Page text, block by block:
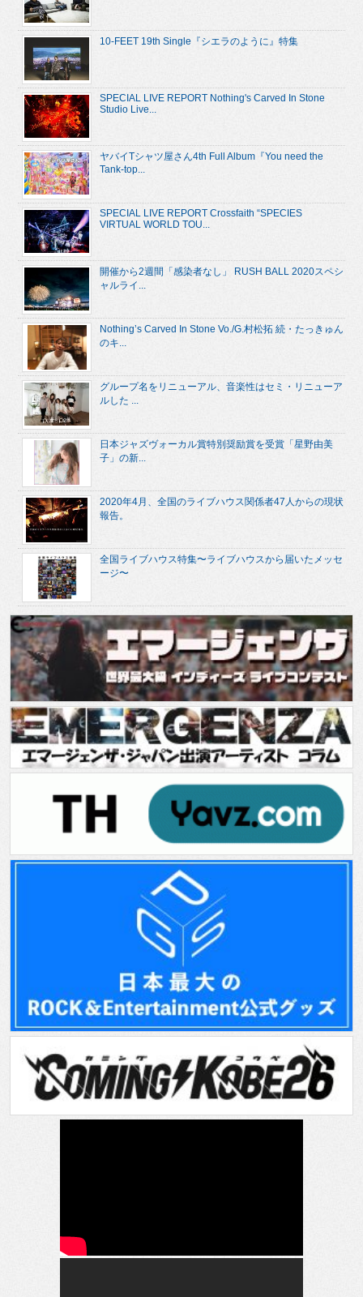
10-FEET 19th Single『シエラのように』特集
SPECIAL LIVE REPORT Nothing's Carved In Stone
Studio Live...
ヤバイTシャツ屋さん4th Full Album『You need the
Tank-top...
SPECIAL LIVE REPORT Crossfaith “SPECIES
VIRTUAL WORLD TOU...
開催から2週間「感染者なし」 RUSH BALL 2020スペシ
ャルライ...
Nothing’s Carved In Stone Vo./G.村松拓 続・たっきゅん
のキ...
グループ名をリニューアル、音楽性はセミ・リニューア
ルした ...
日本ジャズヴォーカル賞特別奨励賞を受賞「星野由美
子」の新...
2020年4月、全国のライブハウス関係者47人からの現状
報告。
全国ライブハウス特集〜ライブハウスから届いたメッセ
ージ〜